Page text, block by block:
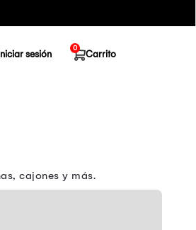
sesión Carrito
0
cajones y más.